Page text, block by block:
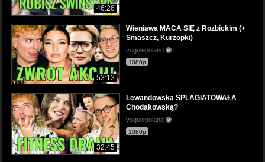
46:26
53:13
Wieniawa MACA SIĘ z Rozbickim (+
Smaszcz, Kurzopki)
vogulepoland
1080p
32:45
Lewandowska SPLAGIATOWAŁA
Chodakowską?
vogulepoland
1080p